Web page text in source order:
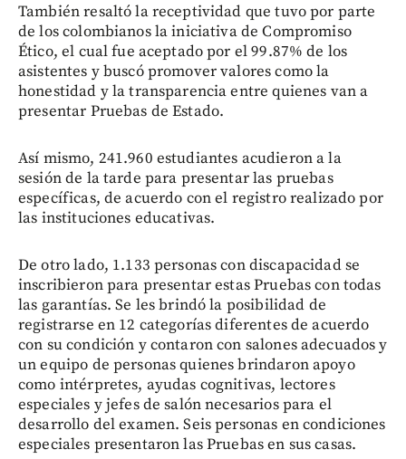
También resaltó la receptividad que tuvo por parte
de los colombianos la iniciativa de Compromiso
Ético, el cual fue aceptado por el 99.87% de los
asistentes y buscó promover valores como la
honestidad y la transparencia entre quienes van a
presentar Pruebas de Estado.
Así mismo, 241.960 estudiantes acudieron a la
sesión de la tarde para presentar las pruebas
específicas, de acuerdo con el registro realizado por
las instituciones educativas.
De otro lado, 1.133 personas con discapacidad se
inscribieron para presentar estas Pruebas con todas
las garantías. Se les brindó la posibilidad de
registrarse en 12 categorías diferentes de acuerdo
con su condición y contaron con salones adecuados y
un equipo de personas quienes brindaron apoyo
como intérpretes, ayudas cognitivas, lectores
especiales y jefes de salón necesarios para el
desarrollo del examen. Seis personas en condiciones
especiales presentaron las Pruebas en sus casas.